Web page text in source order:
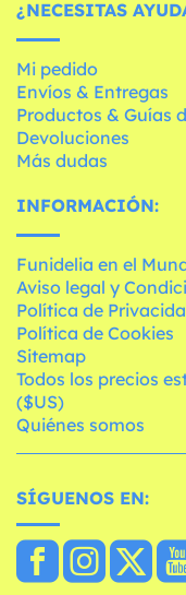
¿NECESITAS
Mi pedido
Envíos & Entregas
Productos & Guías
Devoluciones
Más dudas
INFORMACIÓN:
Funidelia en el
Aviso legal y
Política de
Política de Cookies
Sitemap
Todos los precios
($US)
Quiénes somos
SÍGUENOS EN: